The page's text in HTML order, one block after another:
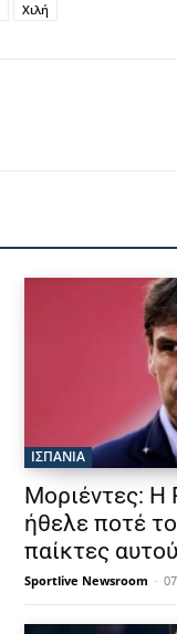
Χιλή
ΙΣΠΑΝΙΑ
Μοριέντες: Η
ήθελε ποτέ
παίκτες
Sportlive Newsroom -